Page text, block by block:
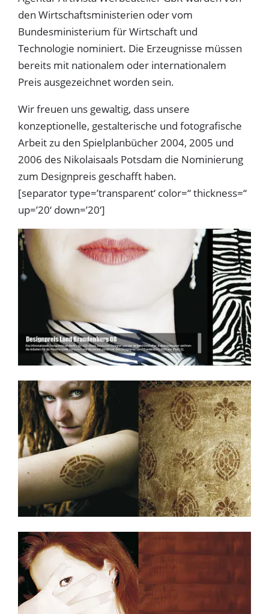
den Wirtschaftsministerien oder vom
Bundesministerium für Wirtschaft und
Technologie nominiert. Die Erzeugnisse müssen
bereits mit nationalem oder internationalem
Preis ausgezeichnet worden sein.
Wir freuen uns gewaltig, dass unsere
konzeptionelle, gestalterische und fotografische
Arbeit zu den Spielplanbücher 2004, 2005 und
2006 des Nikolaisaals Potsdam die Nominierung
zum Designpreis geschafft haben.
[separator type=’transparent‘ color=“ thickness=“
up=’20‘ down=’20‘]